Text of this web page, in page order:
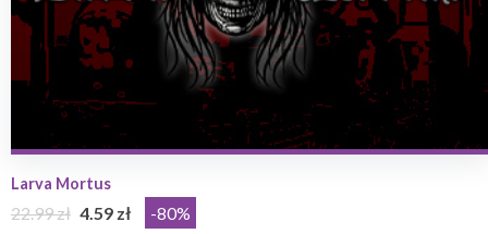
Larva Mortus
22.99 zł 4.59 zł -80%